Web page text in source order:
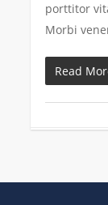
porttitor
Morbi
Read